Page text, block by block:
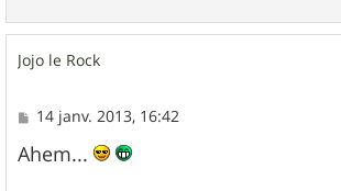
Jojo le Rock
M
s
s
14 janv. 2013, 16:42
Ahem...